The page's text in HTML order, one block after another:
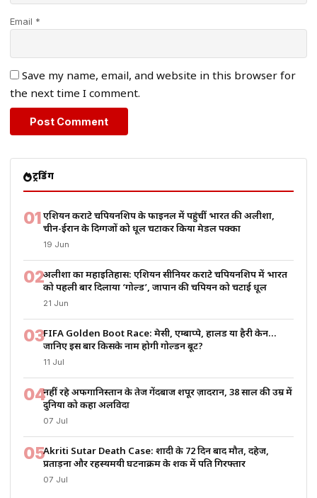
Email *
Save my name, email, and website in this browser for
the next time I comment.
ट्रेंडिंग
01एशियन कराटे चैंपियनशिप के फाइनल में पहुंचीं भारत की अलीशा,
चीन-ईरान के दिग्गजों को धूल चटाकर किया मेडल पक्का
19 Jun
02अलीशा का महाइतिहास: एशियन सीनियर कराटे चैंपियनशिप में भारत
को पहली बार दिलाया ‘गोल्ड’, जापान की चैंपियन को चटाई धूल
21 Jun
03FIFA Golden Boot Race: मेसी, एम्बाप्पे, हालैंड या हैरी केन…
जानिए इस बार किसके नाम होगी गोल्डन बूट?
11 Jul
04नहीं रहे अफगानिस्तान के तेज गेंदबाज शपूर ज़ादरान, 38 साल की उम्र में
दुनिया को कहा अलविदा
07 Jul
05Akriti Sutar Death Case: शादी के 72 दिन बाद मौत, दहेज,
प्रताड़ना और रहस्यमयी घटनाक्रम के शक में पति गिरफ्तार
07 Jul